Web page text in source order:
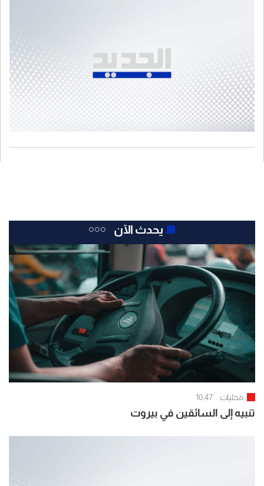
يحدث الآن
محليات 10:47
تنبيه إلى السائقين في بيروت